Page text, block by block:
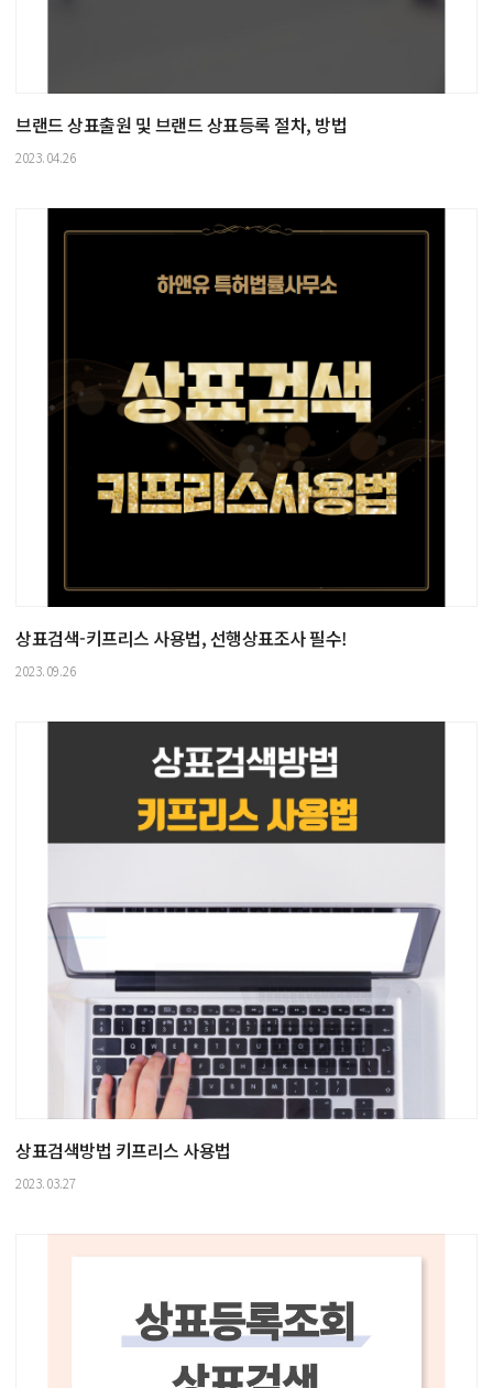
브랜드 상표출원 및 브랜드 상표등록 절차, 방법
2023.04.26
상표검색-키프리스 사용법, 선행상표조사 필수!
2023.09.26
상표검색방법 키프리스 사용법
2023.03.27